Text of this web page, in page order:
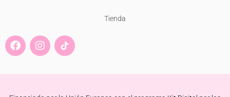
Tienda
F
a
e
I
n
t